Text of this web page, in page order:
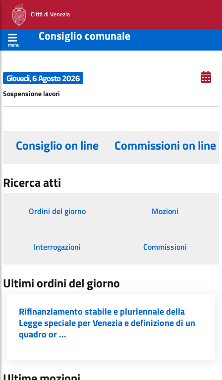
Città di Venezia
menu
Consiglio comunale
Giovedì, 6 Agosto 2026
Sospensione lavori
Consiglio on line Commissioni on line
Ricerca atti
Ordini del giorno Mozioni
Interrogazioni Commissioni
Ultimi ordini del giorno
Rifinanziamento stabile e pluriennale della
Legge speciale per Venezia e definizione di un
quadro or ...